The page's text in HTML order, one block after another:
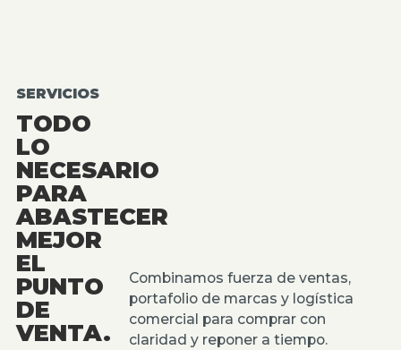
SERVICIOS
TODO
LO
NECESARIO
PARA
ABASTECER
MEJOR
EL
PUNTO
DE
VENTA.
Combinamos fuerza de ventas,
portafolio de marcas y logística
comercial para comprar con
claridad y reponer a tiempo.